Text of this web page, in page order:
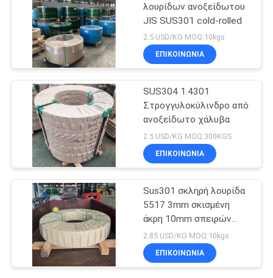
λουρίδων ανοξείδωτου
JIS SUS301 cold-rolled
2.5 USD/KG MOQ:10kgs
ΕΠΙΚΟΙΝΩΝΙΑ
SUS304 1.4301
Στρογγυλοκύλινδρο από
ανοξείδωτο χάλυβα
2.5 USD/KG MOQ:300KGS
ΕΠΙΚΟΙΝΩΝΙΑ
Sus301 σκληρή λουρίδα
5517 3mm σκισμένη
άκρη 10mm σπειρών
ανοξείδωτου
2.85 USD/KG MOQ:10kgs
ΕΠΙΚΟΙΝΩΝΙΑ